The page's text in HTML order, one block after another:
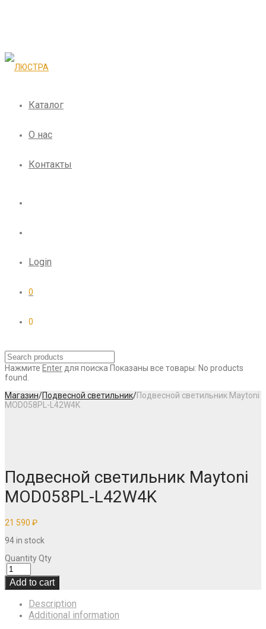
Каталог
О нас
Контакты
Login
0
0
Нажмите Enter для поиска Показаны все товары: No products
found.
Магазин/Подвесной светильник/Подвесной светильник Maytoni
MOD058PL-L42W4K
Подвесной светильник Maytoni
MOD058PL-L42W4K
21 590 ₽
94 in stock
QuantityQty
Add to cart
Description
Additional information